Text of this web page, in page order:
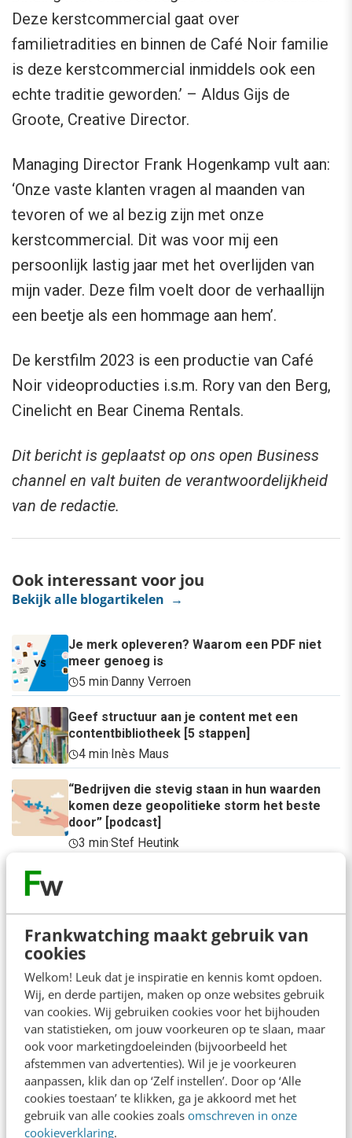
Frankwatching maakt gebruik van
cookies
Welkom! Leuk dat je inspiratie en kennis komt opdoen.
Wij, en derde partijen, maken op onze websites gebruik
van cookies. Wij gebruiken cookies voor het bijhouden
van statistieken, om jouw voorkeuren op te slaan, maar
ook voor marketingdoeleinden (bijvoorbeeld het
afstemmen van advertenties). Wil je je voorkeuren
aanpassen, klik dan op ‘Zelf instellen’. Door op ‘Alle
cookies toestaan’ te klikken, ga je akkoord met het
gebruik van alle cookies zoals omschreven in onze
cookieverklaring.
Deze kerstcommercial gaat over
familietradities en binnen de Café Noir familie
is deze kerstcommercial inmiddels ook een
echte traditie geworden.’ – Aldus Gijs de
Groote, Creative Director.
Managing Director Frank Hogenkamp vult aan:
‘Onze vaste klanten vragen al maanden van
tevoren of we al bezig zijn met onze
kerstcommercial. Dit was voor mij een
persoonlijk lastig jaar met het overlijden van
mijn vader. Deze film voelt door de verhaallijn
een beetje als een hommage aan hem’.
De kerstfilm 2023 is een productie van Café
Noir videoproducties i.s.m. Rory van den Berg,
Cinelicht en Bear Cinema Rentals.
Dit bericht is geplaatst op ons open Business
channel en valt buiten de verantwoordelijkheid
van de redactie.
Ook interessant voor jou
Bekijk alle blogartikelen →
Je merk opleveren? Waarom een PDF niet
meer genoeg is
5 min·Danny Verroen
Geef structuur aan je content met een
contentbibliotheek [5 stappen]
4 min·Inès Maus
“Bedrijven die stevig staan in hun waarden
komen deze geopolitieke storm het beste
door” [podcast]
3 min·Stef Heutink
6 min·Kim Pot
Denk je dat je positionering helder is? Doe de
4 min Richard Poolman
Laatste berichten